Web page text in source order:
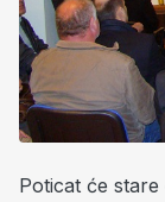
Poticat će